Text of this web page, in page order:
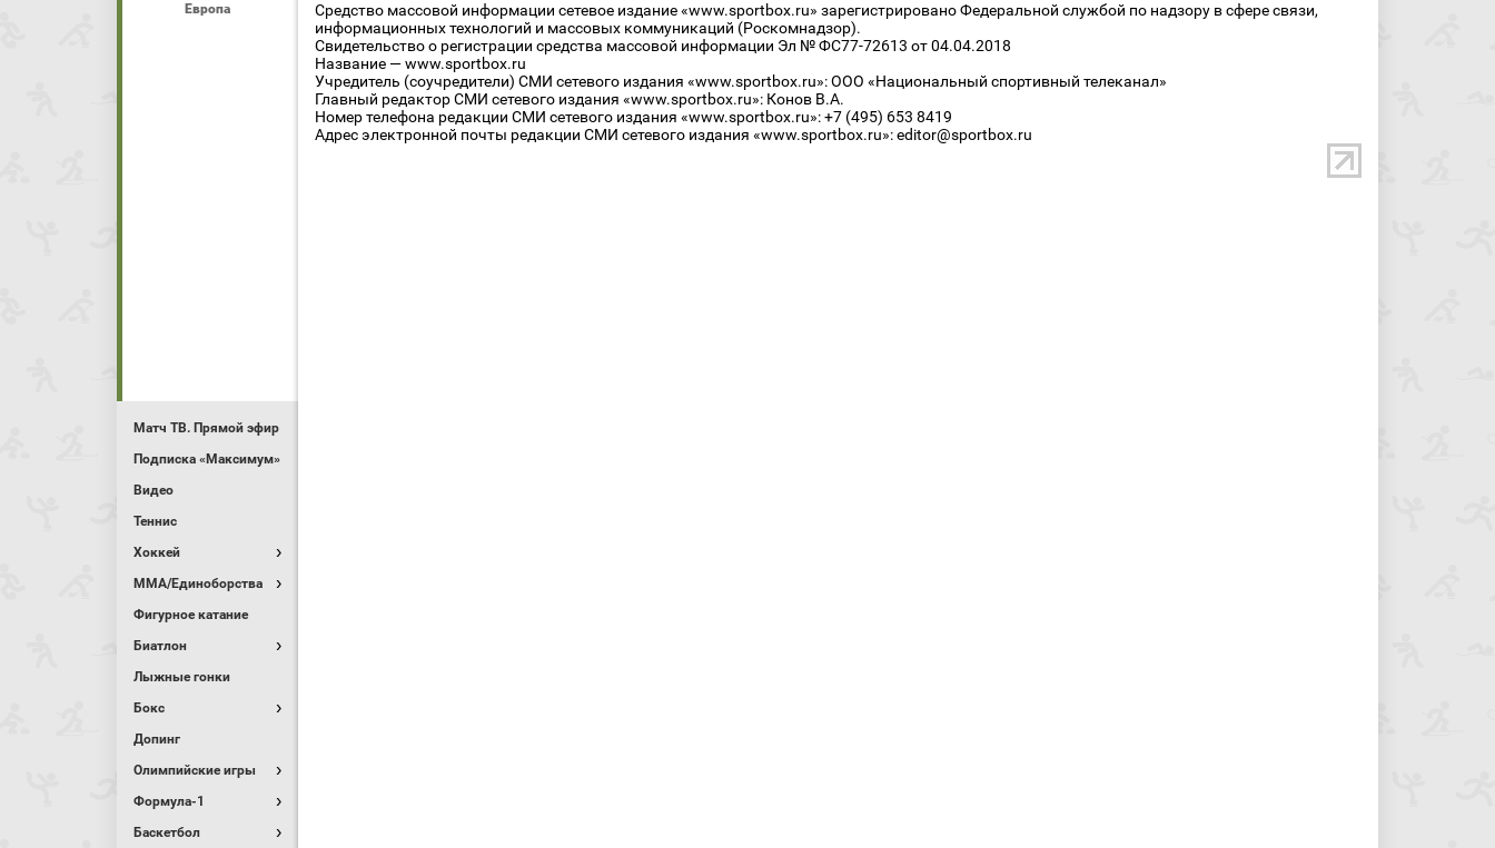
Европа
Матч ТВ. Прямой эфир
Подписка «Максимум»
Видео
Теннис
Хоккей
MMA/Единоборства
Фигурное катание
Биатлон
Лыжные гонки
Бокс
Допинг
Олимпийские игры
Формула-1
Баскетбол
Средство массовой информации сетевое издание «www.sportbox.ru» зарегистрировано Федеральной службой по надзору в сфере связи,
информационных технологий и массовых коммуникаций (Роскомнадзор).
Свидетельство о регистрации средства массовой информации Эл № ФС77-72613 от 04.04.2018
Название — www.sportbox.ru
Учредитель (соучредители) СМИ сетевого издания «www.sportbox.ru»: ООО «Национальный спортивный телеканал»
Главный редактор СМИ сетевого издания «www.sportbox.ru»: Конов В.А.
Номер телефона редакции СМИ сетевого издания «www.sportbox.ru»: +7 (495) 653 8419
Адрес электронной почты редакции СМИ сетевого издания «www.sportbox.ru»: editor@sportbox.ru